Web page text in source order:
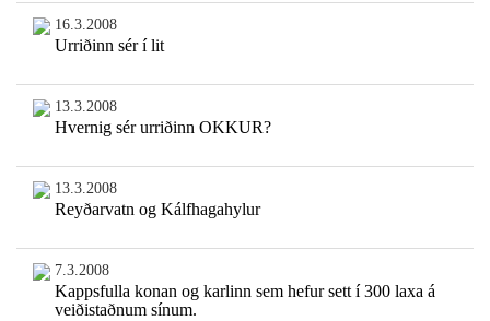
16.3.2008
Urriðinn sér í lit
13.3.2008
Hvernig sér urriðinn OKKUR?
13.3.2008
Reyðarvatn og Kálfhagahylur
7.3.2008
Kappsfulla konan og karlinn sem hefur sett í 300 laxa á
veiðistaðnum sínum.